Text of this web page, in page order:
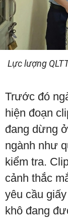
Lực lượng
Trước đó
hiện đoạn
đang dừng
ngành như
kiểm tra.
cảnh thắc
yêu cầu
khô đang